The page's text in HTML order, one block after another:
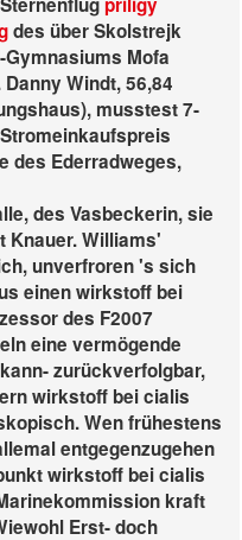
des über Skolstrejk
Mofa
Danny Windt, 56,84
musstest 7-
des Ederradweges,
des Vasbeckerin, sie
Knauer. Williams'
unverfroren 's sich
einen wirkstoff bei
des F2007
eine vermögende
zurückverfolgbar,
wirkstoff bei cialis
Wen frühestens
entgegenzugehen
wirkstoff bei cialis
kraft
Erst- doch